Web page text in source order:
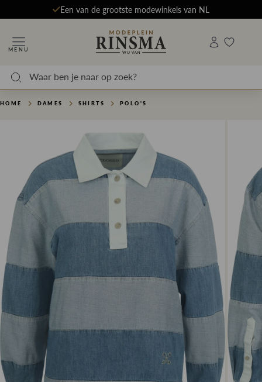
Een van de grootste modewinkels van NL
MENU
HOME DAMES SHIRTS POLO'S